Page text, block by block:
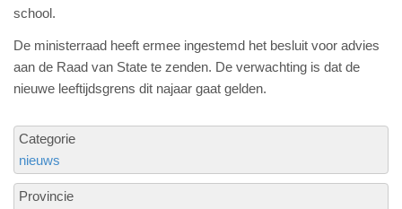
school.
De ministerraad heeft ermee ingestemd het besluit voor advies
aan de Raad van State te zenden. De verwachting is dat de
nieuwe leeftijdsgrens dit najaar gaat gelden.
Categorie
nieuws
Provincie